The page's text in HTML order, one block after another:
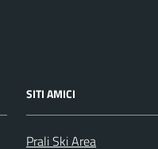
SITI AMICI
Prali Ski Area